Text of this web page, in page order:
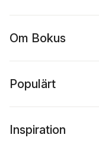
Om Bokus
Populärt
Inspiration